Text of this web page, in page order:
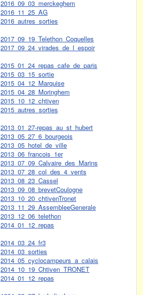
2016_09_03_merckeghem
2016_11_25_AG
2016_autres_sorties
2017_09_19_Telethon_Coquelles
2017_09_24_virades_de_l_espoir
2015_01_24_repas_cafe_de_paris
2015_03_15_sortie
2015_04_12_Marquise
2015_04_28_Moringhem
2015_10_12_chtiven
2015_autres_sorties
2013_01_27-repas_au_st_hubert
2013_05_27_6_bourgeois
2013_05_hotel_de_ville
2013_06_francois_1er
2013_07_09_Calvaire_des_Marins
2013_07_28_col_des_4_vents
2013_08_23_Cassel
2013_09_08_brevetCoulogne
2013_10_20_chtivenTronet
2013_11_29_AssembleeGenerale
2013_12_06_telethon
2014_01_12_repas
2014_03_24_fr3
2014_03_sorties
2014_05_cyclocampeurs_a_calais
2014_10_19_Chtiven_TRONET
2014_01_12_repas